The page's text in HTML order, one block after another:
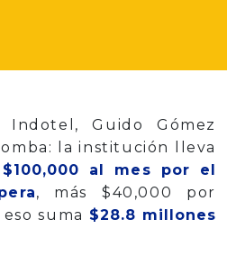
Guido Gómez
la institución lleva
al mes por el
, más $40,000 por
suma $28.8 millones